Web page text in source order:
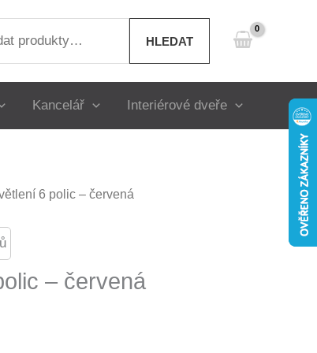
HLEDAT
Kancelář Interiérové dveře
6 polic – červená
– červená